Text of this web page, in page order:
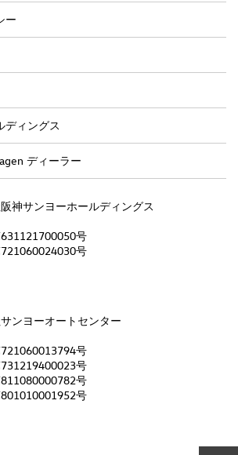
ー
ディングス
ディーラー
神サンヨーホールディングス
号
号
ンヨーオートセンター
号
号
号
号